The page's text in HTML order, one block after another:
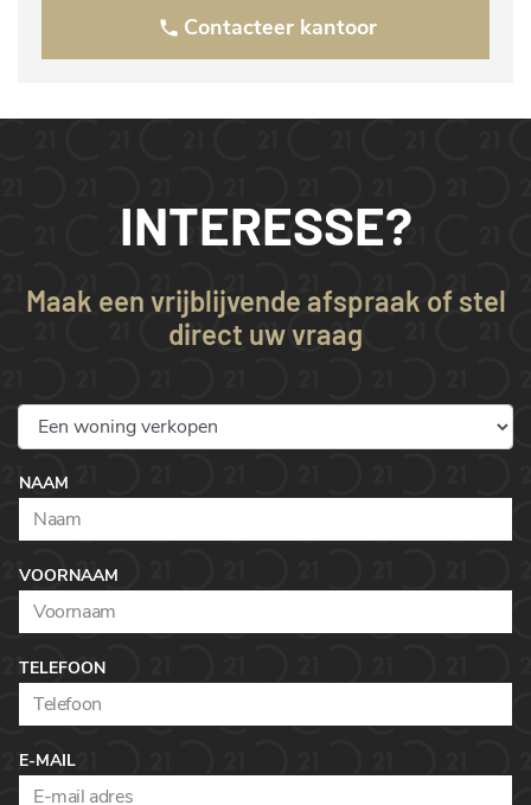
Contacteer kantoor
INTERESSE?
Maak een vrijblijvende afspraak of stel
direct uw vraag
NAAM
VOORNAAM
TELEFOON
E-MAIL